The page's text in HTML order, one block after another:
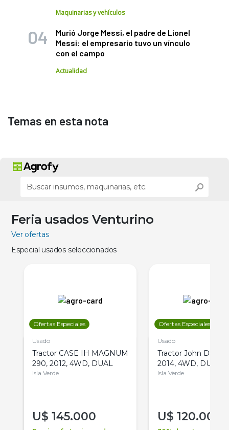
Maquinarias y vehículos
Murió Jorge Messi, el padre de Lionel
Messi: el empresario tuvo un vínculo
con el campo
Actualidad
Temas en esta nota
Feria usados Venturino
Ver ofertas
Especial usados seleccionados
Ofertas Especiales
Usado
Tractor CASE IH MAGNUM
290, 2012, 4WD, DUAL
Isla Verde
U$ 145.000
Ofertas Especiales
Usado
Tractor John Deere
2014, 4WD, DUAL
Isla Verde
U$ 120.000